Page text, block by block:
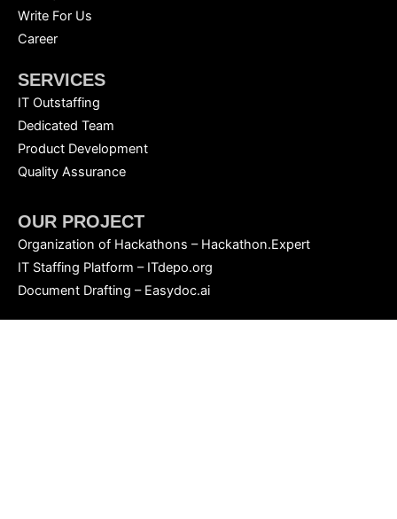
Write For Us
Career
SERVICES
IT Outstaffing
Dedicated Team
Product Development
Quality Assurance
OUR PROJECT
Organization of Hackathons – Hackathon.Expert
IT Staffing Platform – ITdepo.org
Document Drafting – Easydoc.ai